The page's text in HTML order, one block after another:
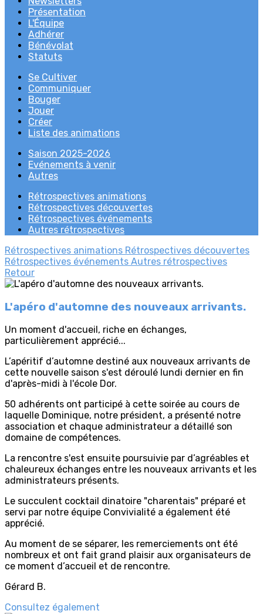
Présentation
L'Équipe
Adhérer
Bénévolat
Statuts
Se Cultiver
Communiquer
Bouger
Jouer
Créer
Liste des animations
Saison 2025-2026
Evénements à venir
Autres
Rétrospectives animations
Rétrospectives découvertes
Rétrospectives événements
Autres rétrospectives
Rétrospectives animations Rétrospectives découvertes
Rétrospectives événements Autres rétrospectives
Retour
L'apéro d'automne des nouveaux arrivants.
Un moment d'accueil, riche en échanges,
particulièrement apprécié...
L’apéritif d’automne destiné aux nouveaux arrivants de
cette nouvelle saison s'est déroulé lundi dernier en fin
d'après-midi à l'école Dor.
50 adhérents ont participé à cette soirée au cours de
laquelle Dominique, notre président, a présenté notre
association et chaque administrateur a détaillé son
domaine de compétences.
La rencontre s'est ensuite poursuivie par d’agréables et
chaleureux échanges entre les nouveaux arrivants et les
administrateurs présents.
Le succulent cocktail dinatoire "charentais" préparé et
servi par notre équipe Convivialité a également été
apprécié.
Au moment de se séparer, les remerciements ont été
nombreux et ont fait grand plaisir aux organisateurs de
ce moment d’accueil et de rencontre.
Gérard B.
Consultez également